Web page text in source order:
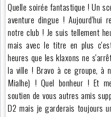
Quelle soirée fantastique ! Un
aventure dingue ! Aujourd'hui
notre club ! Je suis tellement
mais avec le titre en plus
heures que les klaxons ne
la ville ! Bravo à ce groupe, à
Mialhe) ! Quel bonheur ! Et
soutien de vous autres amis
D2 mais je garderais toujours